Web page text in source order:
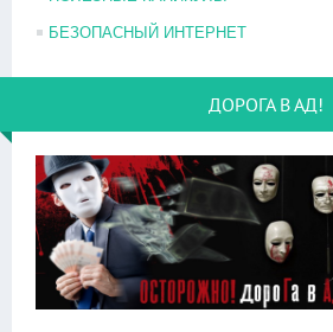
БЕЗОПАСНЫЙ ИНТЕРНЕТ
ДОРОГА В АД!